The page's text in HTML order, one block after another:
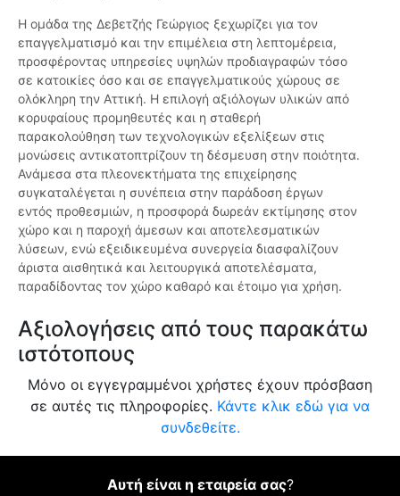
Η ομάδα της Δεβετζής Γεώργιος ξεχωρίζει για τον
επαγγελματισμό και την επιμέλεια στη λεπτομέρεια,
προσφέροντας υπηρεσίες υψηλών προδιαγραφών τόσο
σε κατοικίες όσο και σε επαγγελματικούς χώρους σε
ολόκληρη την Αττική. Η επιλογή αξιόλογων υλικών από
κορυφαίους προμηθευτές και η σταθερή
παρακολούθηση των τεχνολογικών εξελίξεων στις
μονώσεις αντικατοπτρίζουν τη δέσμευση στην ποιότητα.
Ανάμεσα στα πλεονεκτήματα της επιχείρησης
συγκαταλέγεται η συνέπεια στην παράδοση έργων
εντός προθεσμιών, η προσφορά δωρεάν εκτίμησης στον
χώρο και η παροχή άμεσων και αποτελεσματικών
λύσεων, ενώ εξειδικευμένα συνεργεία διασφαλίζουν
άριστα αισθητικά και λειτουργικά αποτελέσματα,
παραδίδοντας τον χώρο καθαρό και έτοιμο για χρήση.
Αξιολογήσεις από τους παρακάτω
ιστότοπους
Μόνο οι εγγεγραμμένοι χρήστες έχουν πρόσβαση
σε αυτές τις πληροφορίες. Κάντε κλικ εδώ για να
συνδεθείτε.
Αυτή είναι η εταιρεία σας?